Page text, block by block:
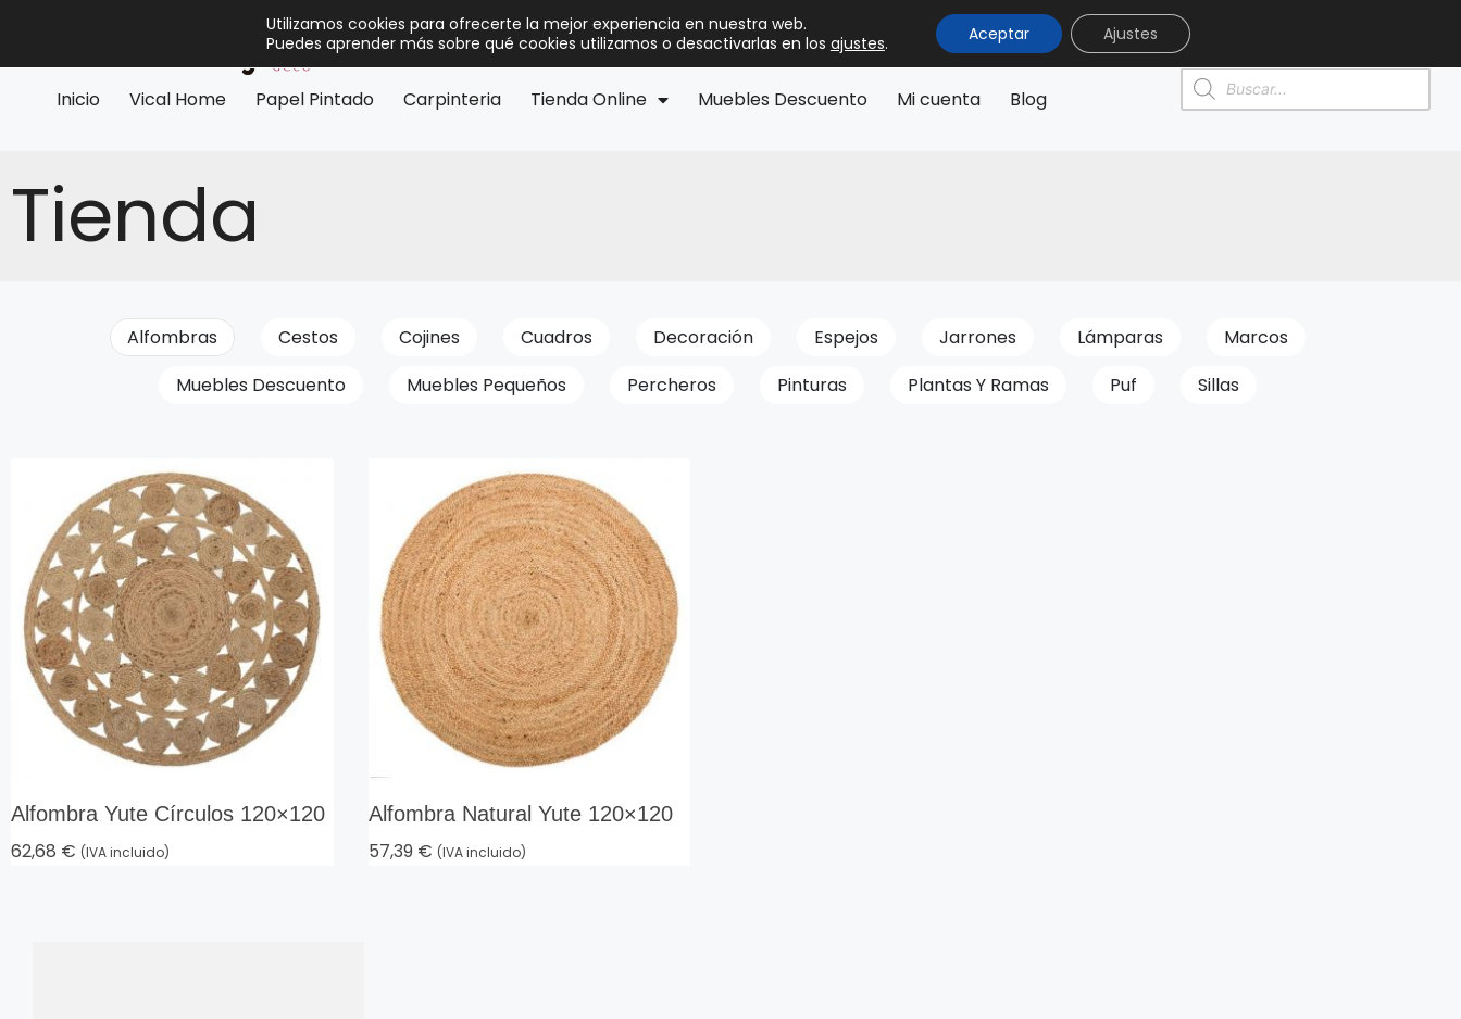
Inicio Vical Home Papel Pintado Carpinteria Tienda Online Muebles Descuento Mi cuenta Blog
Tienda
Alfombras Cestos Cojines Cuadros Decoración Espejos Jarrones Lámparas
Marcos
Muebles Descuento
Muebles Pequeños Percheros Pinturas Plantas Y Ramas Puf Sillas
Alfombra Yute Círculos 120×120
62,68 € (IVA incluido)
Alfombra Natural Yute 120×120
57,39 € (IVA incluido)
Utilizamos cookies para ofrecerte la mejor experiencia en nuestra web.
Puedes aprender más sobre qué cookies utilizamos o desactivarlas en los ajustes. Aceptar Ajustes